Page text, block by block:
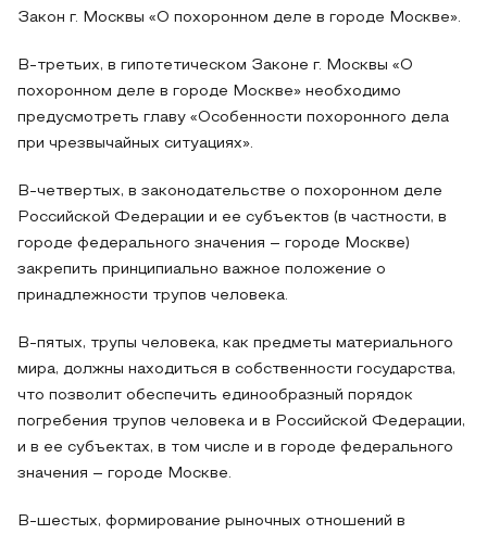
Закон г. Москвы «О похоронном деле в городе Москве».
В-третьих, в гипотетическом Законе г. Москвы «О
похоронном деле в городе Москве» необходимо
предусмотреть главу «Особенности похоронного дела
при чрезвычайных ситуациях».
В-четвертых, в законодательстве о похоронном деле
Российской Федерации и ее субъектов (в частности, в
городе федерального значения – городе Москве)
закрепить принципиально важное положение о
принадлежности трупов человека.
В-пятых, трупы человека, как предметы материального
мира, должны находиться в собственности государства,
что позволит обеспечить единообразный порядок
погребения трупов человека и в Российской Федерации,
и в ее субъектах, в том числе и в городе федерального
значения – городе Москве.
В-шестых, формирование рыночных отношений в